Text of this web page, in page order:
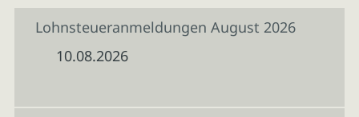
Lohnsteueranmeldungen August 2026
10.08.2026